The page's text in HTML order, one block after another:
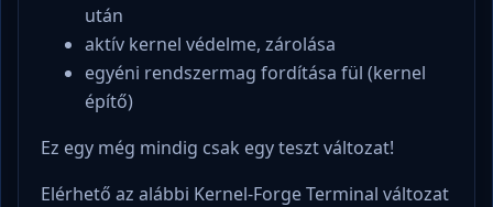
után
aktív kernel védelme, zárolása
egyéni rendszermag fordítása fül (kernel
építő)
Ez egy még mindig csak egy teszt változat!
Elérhető az alábbi Kernel-Forge Terminal változat